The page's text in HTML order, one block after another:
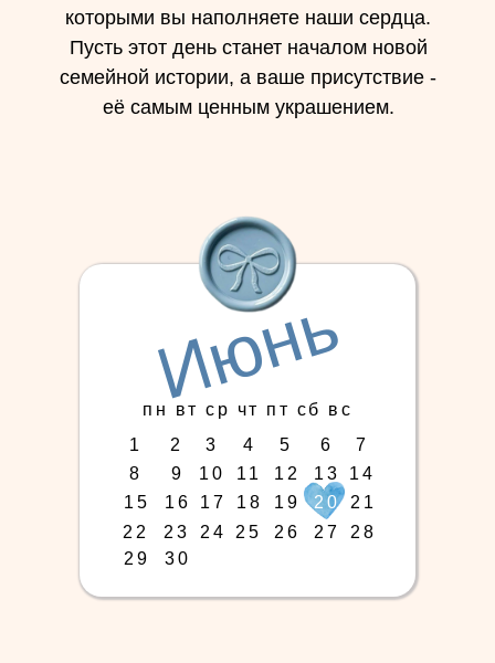
которыми вы наполняете наши сердца.
Пусть этот день станет началом новой
семейной истории, а ваше присутствие -
её самым ценным украшением.
Июнь
30
28
29
23 24 25 26 27
22
16 17 18 19
13
14
15
2 4 5
7
8
9 10 11 12
1
пн вт ср чт пт сб вс
3
21
6
20